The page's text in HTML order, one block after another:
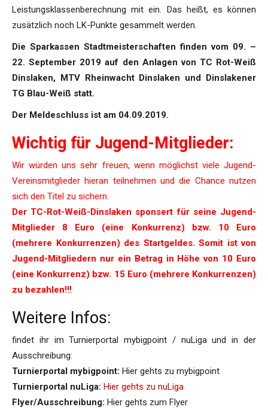
Leistungsklassenberechnung mit ein. Das heißt, es können
zusätzlich noch LK-Punkte gesammelt werden.
Die Sparkassen Stadtmeisterschaften finden vom 09. –
22. September 2019 auf den Anlagen von TC Rot-Weiß
Dinslaken, MTV Rheinwacht Dinslaken und Dinslakener
TG Blau-Weiß statt.
Der Meldeschluss ist am 04.09.2019.
Wichtig für Jugend-Mitglieder:
Wir würden uns sehr freuen, wenn möglichst viele Jugend-
Vereinsmitglieder hieran teilnehmen und die Chance nutzen
sich den Titel zu sichern.
Der TC-Rot-Weiß-Dinslaken sponsert für seine Jugend-
Mitglieder 8 Euro (eine Konkurrenz) bzw. 10 Euro
(mehrere Konkurrenzen) des Startgeldes. Somit ist von
Jugend-Mitgliedern nur ein Betrag in Höhe von 10 Euro
(eine Konkurrenz) bzw. 15 Euro (mehrere Konkurrenzen)
zu bezahlen!!!
Weitere Infos:
findet ihr im Turnierportal mybigpoint / nuLiga und in der
Ausschreibung:
Turnierportal mybigpoint: Hier gehts zu mybigpoint
Turnierportal nuLiga: Hier gehts zu nuLiga
Flyer/Ausschreibung: Hier gehts zum Flyer